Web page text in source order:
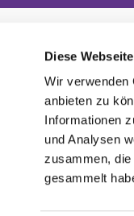
Diese
Wir verwenden
anbieten zu
Informationen
und Analysen
zusammen,
gesammelt